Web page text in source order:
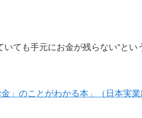
ても手元にお金が残らない”とい
」のことがわかる本」（日本実業